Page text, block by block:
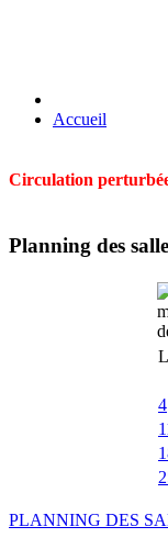
Accueil
Circulation
Planning des
L
4
PLANNING DES